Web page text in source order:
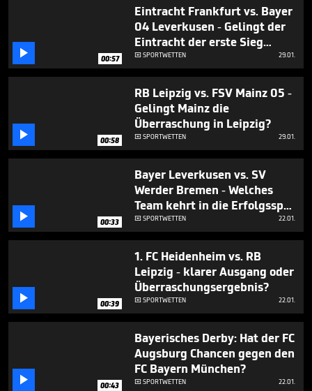
 00:57
Eintracht Frankfurt vs. Bayer
04 Leverkusen - Gelingt der
Eintracht der erste Sieg
unter Dennis Schmitt?
SPORTWETTEN 29.01.
 00:58
RB Leipzig vs. FSV Mainz 05 -
Gelingt Mainz die
Überraschung in Leipzig?
SPORTWETTEN 29.01.
 00:33
Bayer Leverkusen vs. SV
Werder Bremen - Welches
Team kehrt in die Erfolgsspur
zurück?
SPORTWETTEN 22.01.
 00:39
1. FC Heidenheim vs. RB
Leipzig - klarer Ausgang oder
Überraschungsergebnis?
SPORTWETTEN 22.01.
 00:43
Bayerisches Derby: Hat der FC
Augsburg Chancen gegen den
FC Bayern München?
SPORTWETTEN 22.01.